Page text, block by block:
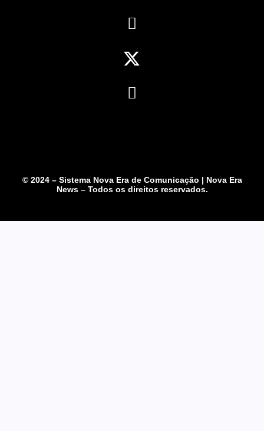
© 2024 – Sistema Nova Era de Comunicação | Nova Era
News – Todos os direitos reservados.